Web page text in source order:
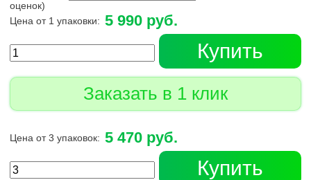
оценок)
Цена от 1 упаковки: 5 990 руб.
Купить
Заказать в 1 клик
Цена от 3 упаковок: 5 470 руб.
Купить